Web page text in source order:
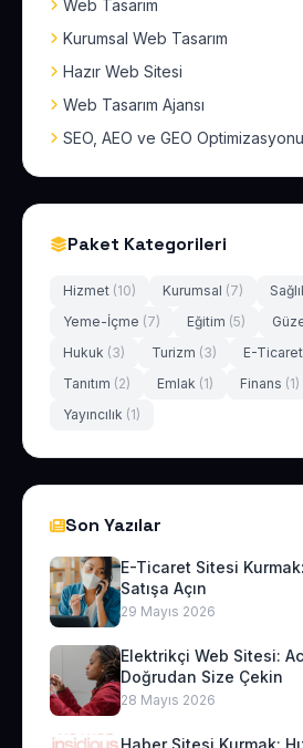
Web Tasarım
Kurumsal Web Tasarım
Hazır Web Sitesi
Web Tasarım Ajansı
SEO, AEO ve GEO Optimizasyonu
Paket Kategorileri
Hizmet (10) Kurumsal (7)
Yeme-İçme (7) Eğitim (5)
Hukuk (3) Turizm (3) E-Ticaret
Tanıtım (2) Emlak (1) Finans (1)
Yayıncılık (1)
Son Yazılar
E-Ticaret Sitesi
Satışa Açın
29 Mayıs 2026
Elektrikçi Web Sitesi:
Doğrudan Size Çekin
28 Mayıs 2026
Haber Sitesi Kurmak: